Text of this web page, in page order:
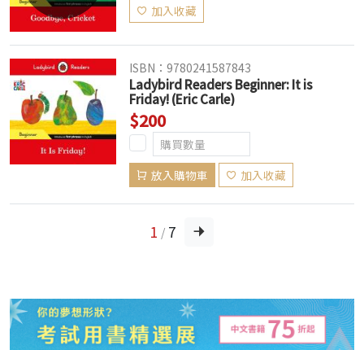
加入收藏
ISBN：9780241587843
Ladybird Readers Beginner: It is
Friday! (Eric Carle)
$200
放入購物車 加入收藏
1 / 7